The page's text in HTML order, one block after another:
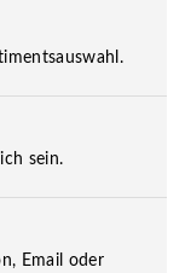
sein.
Email oder